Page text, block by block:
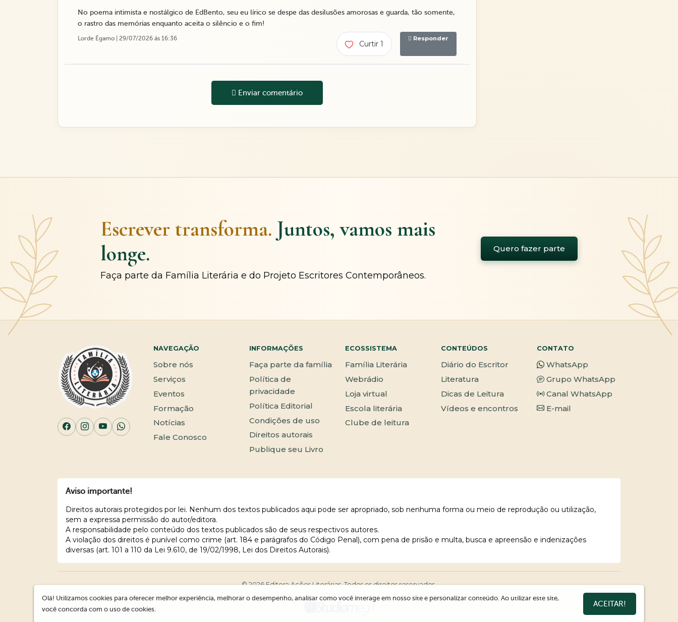
No poema intimista e nostálgico de EdBento, seu eu lírico se despe das desilusões amorosas e guarda, tão somente,
o rastro das memórias enquanto aceita o silêncio e o fim!
Lorde Égamo | 29/07/2026 ás 16:36
Curtir 1
Responder
Enviar comentário
Escrever transforma. Juntos, vamos mais
longe.
Faça parte da Família Literária e do Projeto Escritores Contemporâneos.
Quero fazer parte
NAVEGAÇÃO
Sobre nós
Serviços
Eventos
Formação
Notícias
Fale Conosco
INFORMAÇÕES
Faça parte da família
Política de
privacidade
Política Editorial
Condições de uso
Direitos autorais
Publique seu Livro
ECOSSISTEMA
Família Literária
Webrádio
Loja virtual
Escola literária
Clube de leitura
CONTEÚDOS
Diário do Escritor
Literatura
Dicas de Leitura
Vídeos e encontros
CONTATO
WhatsApp
Grupo WhatsApp
Canal WhatsApp
E-mail
Aviso importante!
Direitos autorais protegidos por lei. Nenhum dos textos publicados aqui pode ser apropriado, sob nenhuma forma ou meio de reprodução ou utilização,
sem a expressa permissão do autor/editora.
A responsabilidade pelo conteúdo dos textos publicados são de seus respectivos autores.
A violação dos direitos é punível como crime (art. 184 e parágrafos do Código Penal), com pena de prisão e multa, busca e apreensão e indenizações
diversas (art. 101 a 110 da Lei 9.610, de 19/02/1998, Lei dos Direitos Autorais).
© 2026 Editora Ações Literárias. Todos os direitos reservados.
Olá! Utilizamos cookies para oferecer melhor experiência, melhorar o desempenho, analisar como você interage em nosso site e personalizar conteúdo. Ao utilizar este site,
você concorda com o uso de cookies.
ACEITAR!